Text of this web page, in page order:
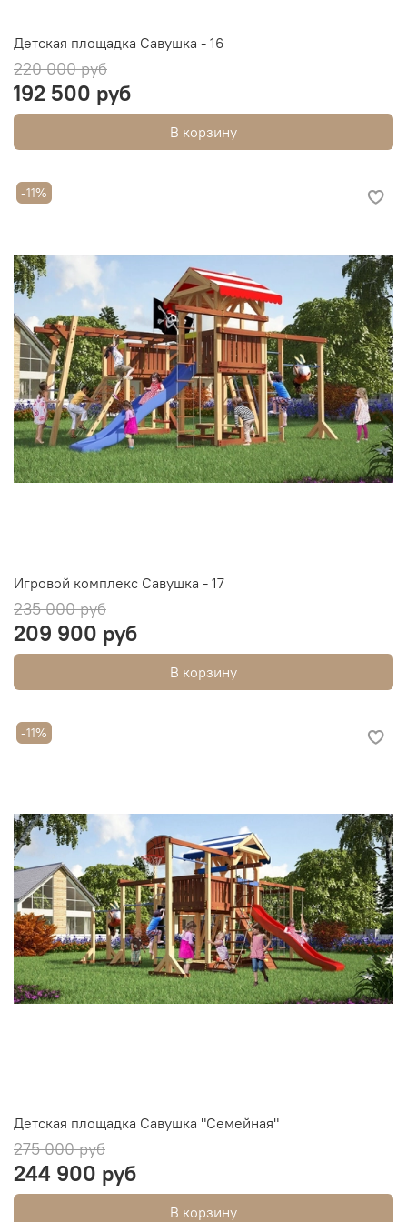
Детская площадка Савушка - 16
220 000 руб
192 500 руб
В корзину
-11%
Игровой комплекс Савушка - 17
235 000 руб
209 900 руб
В корзину
-11%
Детская площадка Савушка "Семейная"
275 000 руб
244 900 руб
В корзину